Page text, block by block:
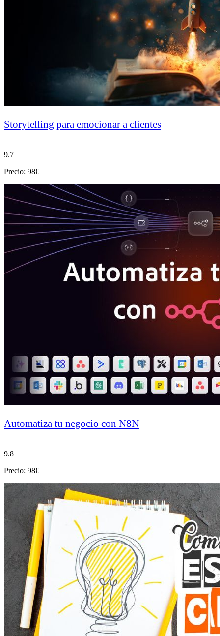
Storytelling para emocionar a clientes
9.7
Precio: 98€
Automatiza tu negocio con N8N
9.8
Precio: 98€